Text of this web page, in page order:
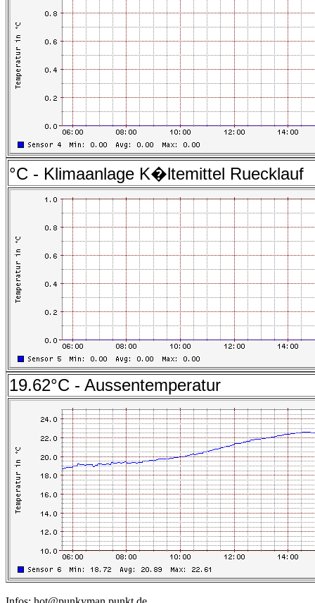
°C - Klimaanlage K�ltemittel Ruecklauf
19.62°C - Aussentemperatur